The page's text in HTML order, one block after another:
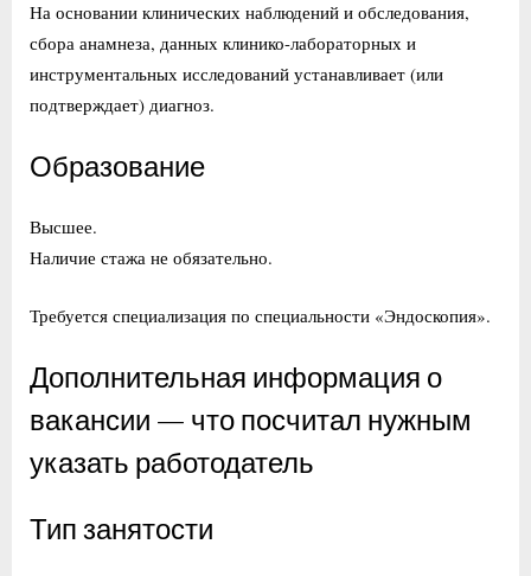
На основании клинических наблюдений и обследования,
сбора анамнеза, данных клинико-лабораторных и
инструментальных исследований устанавливает (или
подтверждает) диагноз.
Образование
Высшее.
Наличие стажа не обязательно.
Требуется специализация по специальности «Эндоскопия».
Дополнительная информация о
вакансии — что посчитал нужным
указать работодатель
Тип занятости